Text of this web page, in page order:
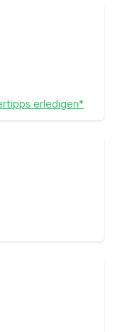
erledigen*